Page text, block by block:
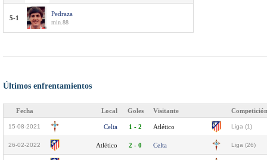
5-1
Pedraza
min.88
Últimos enfrentamientos
Fecha Local Goles Visitante Competición
15-08-2021 Celta 1 - 2 Atlético Liga (1)
26-02-2022 Atlético 2 - 0 Celta Liga (26)